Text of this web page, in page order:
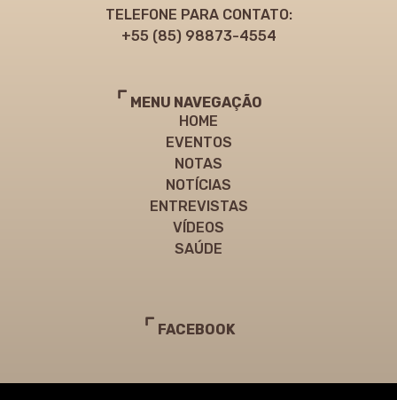
TELEFONE PARA CONTATO:
+55 (85) 98873-4554
MENU NAVEGAÇÃO
HOME
EVENTOS
NOTAS
NOTÍCIAS
ENTREVISTAS
VÍDEOS
SAÚDE
FACEBOOK